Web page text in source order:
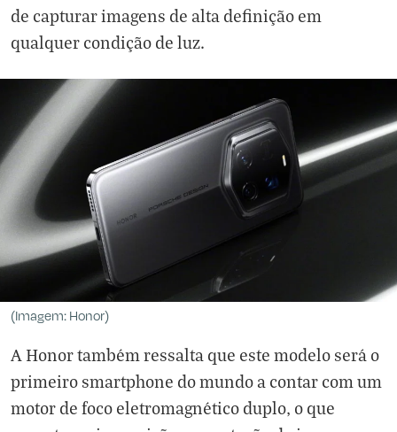
de capturar imagens de alta definição em
qualquer condição de luz.
(Imagem: Honor)
A Honor também ressalta que este modelo será o
primeiro smartphone do mundo a contar com um
motor de foco eletromagnético duplo, o que